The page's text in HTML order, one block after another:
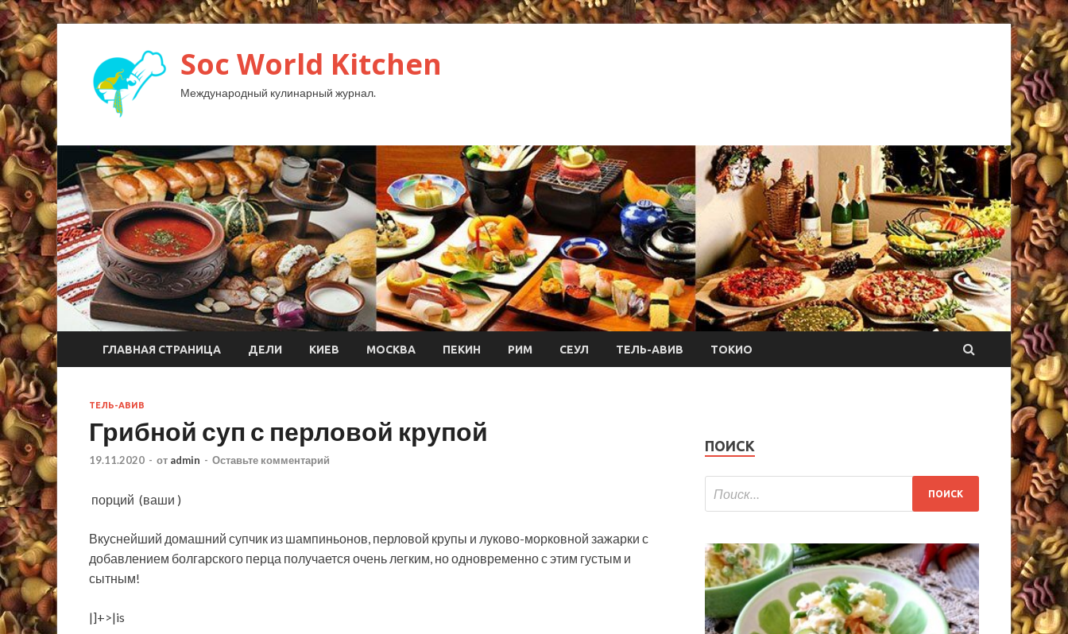
Soc World Kitchen
Международный кулинарный журнал.
ГЛАВНАЯ СТРАНИЦА ДЕЛИ КИЕВ МОСКВА ПЕКИН РИМ СЕУЛ ТЕЛЬ-АВИВ ТОКИО
ТЕЛЬ-АВИВ
Грибной суп с перловой крупой
19.11.2020 - от admin - Оставьте комментарий
порций (ваши )
Вкуснейший домашний супчик из шампиньонов, перловой крупы и луково-морковной зажарки с
добавлением болгарского перца получается очень легким, но одновременно с этим густым и
сытным!
|]+>|is
ПОИСК